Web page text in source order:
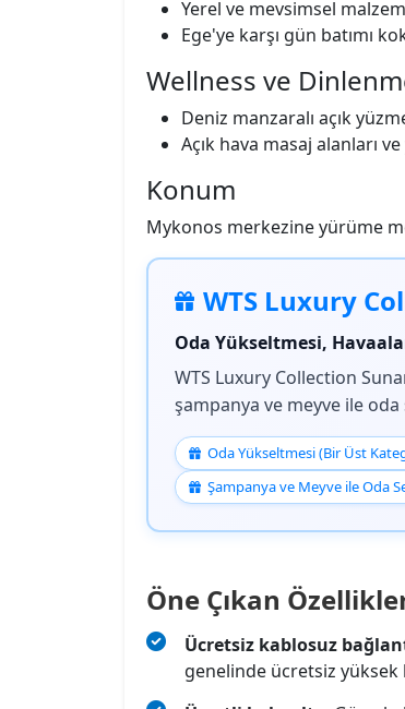
Yerel ve mevsimsel
Ege'ye karşı gün batımı
Wellness ve
Deniz manzaralı açık
Açık hava masaj alanları
Konum
Mykonos merkezine yürüme
WTS Luxury
Oda Yükseltmesi,
WTS Luxury Collection
şampanya ve meyve ile oda
Oda Yükseltmesi (Bir Üst
Şampanya ve Meyve ile Oda
Öne Çıkan
Ücretsiz kablosuz
genelinde ücretsiz yüksek